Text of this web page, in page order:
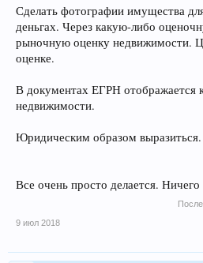
Сделать фотографии имущества
деньгах. Через какую-либо
рыночную оценку недвижимости.
оценке.
В документах ЕГРН отображается
недвижимости.
Юридическим образом выразиться.
Все очень просто делается.
9 июл 2018